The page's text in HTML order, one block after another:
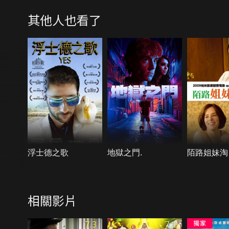
其他人也看了
浮士德之歌 地獄之門. 陌路姐妹淘
相關影片
7.3 7.1